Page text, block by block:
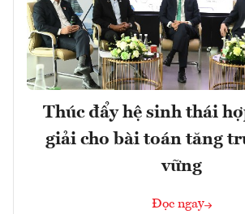
Thúc đẩy hệ sinh thái
giải cho bài toán tăng
vững
Đọc ngay